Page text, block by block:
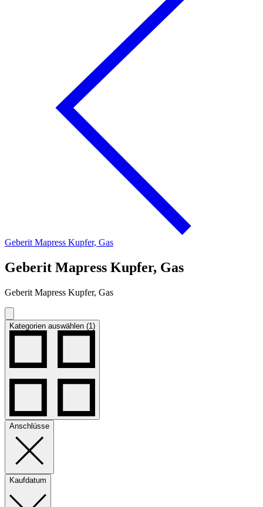
Geberit Mapress Kupfer, Gas
Geberit Mapress Kupfer, Gas
Geberit Mapress Kupfer, Gas
Kategorien auswählen (1)
Anschlüsse
Kaufdatum